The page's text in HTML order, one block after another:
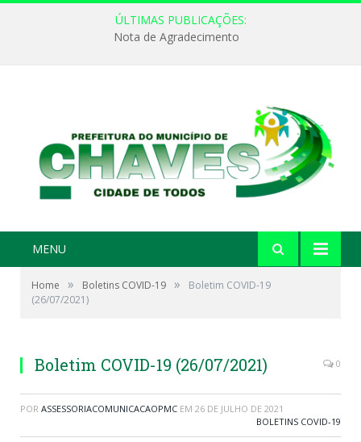
ÚLTIMAS PUBLICAÇÕES:
Nota de Agradecimento
MENU
Home » Boletins COVID-19 »
Boletim COVID-19
(26/07/2021)
Boletim COVID-19 (26/07/2021) 0
POR ASSESSORIACOMUNICACAOPMC EM 26 DE JULHO DE 2021
BOLETINS COVID-19